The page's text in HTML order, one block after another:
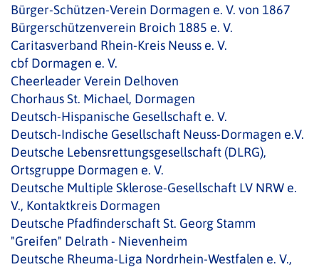
Bürger-Schützen-Verein Dormagen e. V. von 1867
Bürgerschützenverein Broich 1885 e. V.
Caritasverband Rhein-Kreis Neuss e. V.
cbf Dormagen e. V.
Cheerleader Verein Delhoven
Chorhaus St. Michael, Dormagen
Deutsch-Hispanische Gesellschaft e. V.
Deutsch-Indische Gesellschaft Neuss-Dormagen e.V.
Deutsche Lebensrettungsgesellschaft (DLRG),
Ortsgruppe Dormagen e. V.
Deutsche Multiple Sklerose-Gesellschaft LV NRW e.
V., Kontaktkreis Dormagen
Deutsche Pfadfinderschaft St. Georg Stamm
"Greifen" Delrath - Nievenheim
Deutsche Rheuma-Liga Nordrhein-Westfalen e. V.,